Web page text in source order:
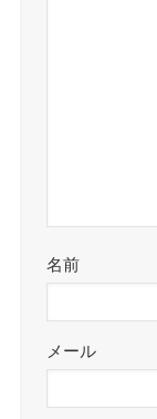
名前
メール